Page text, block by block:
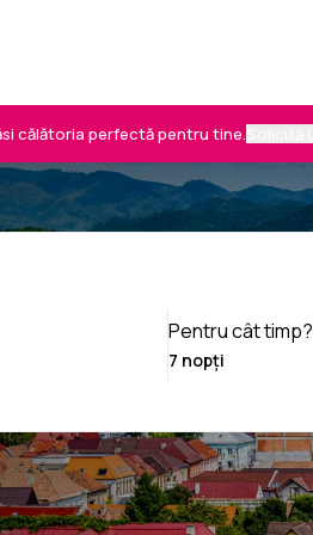
călătoria perfectă pentru tine.
Pentru cât timp?